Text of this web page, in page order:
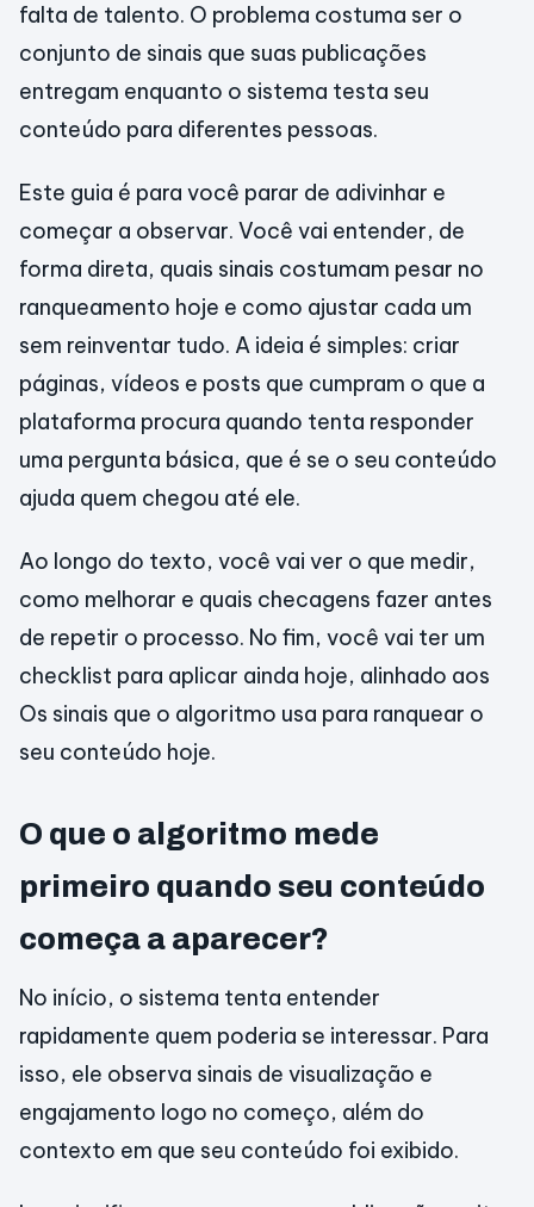
falta de talento. O problema costuma ser o
conjunto de sinais que suas publicações
entregam enquanto o sistema testa seu
conteúdo para diferentes pessoas.
Este guia é para você parar de adivinhar e
começar a observar. Você vai entender, de
forma direta, quais sinais costumam pesar no
ranqueamento hoje e como ajustar cada um
sem reinventar tudo. A ideia é simples: criar
páginas, vídeos e posts que cumpram o que a
plataforma procura quando tenta responder
uma pergunta básica, que é se o seu conteúdo
ajuda quem chegou até ele.
Ao longo do texto, você vai ver o que medir,
como melhorar e quais checagens fazer antes
de repetir o processo. No fim, você vai ter um
checklist para aplicar ainda hoje, alinhado aos
Os sinais que o algoritmo usa para ranquear o
seu conteúdo hoje.
O que o algoritmo mede
primeiro quando seu conteúdo
começa a aparecer?
No início, o sistema tenta entender
rapidamente quem poderia se interessar. Para
isso, ele observa sinais de visualização e
engajamento logo no começo, além do
contexto em que seu conteúdo foi exibido.